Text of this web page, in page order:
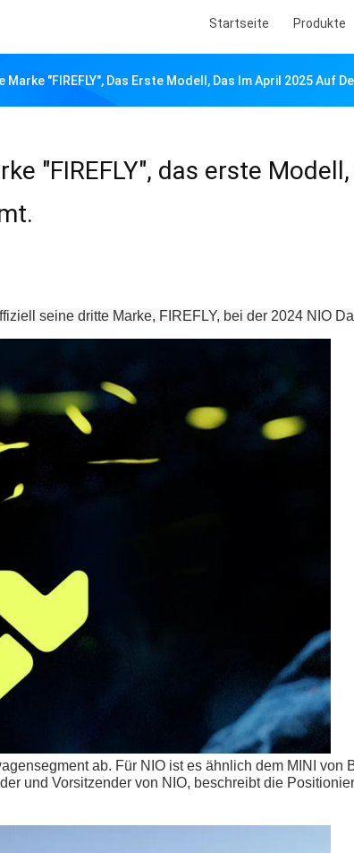
Startseite Produkte
Marke "FIREFLY", Das Erste Modell, Das Im April 2025 Auf
"FIREFLY", das erste
seine dritte Marke, FIREFLY, bei der 2024 NIO
ab. Für NIO ist es ähnlich dem MINI von
und Vorsitzender von NIO, beschreibt die